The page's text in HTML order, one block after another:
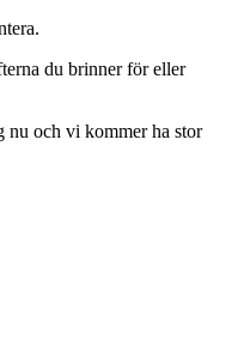
du brinner för eller
nu och vi kommer ha stor